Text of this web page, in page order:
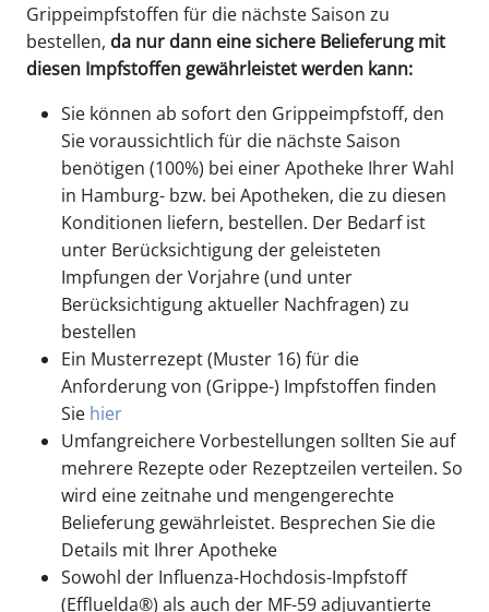
Grippeimpfstoffen für die nächste Saison zu
bestellen, da nur dann eine sichere Belieferung mit
diesen Impfstoffen gewährleistet werden kann:
Sie können ab sofort den Grippeimpfstoff, den
Sie voraussichtlich für die nächste Saison
benötigen (100%) bei einer Apotheke Ihrer Wahl
in Hamburg- bzw. bei Apotheken, die zu diesen
Konditionen liefern, bestellen. Der Bedarf ist
unter Berücksichtigung der geleisteten
Impfungen der Vorjahre (und unter
Berücksichtigung aktueller Nachfragen) zu
bestellen
Ein Musterrezept (Muster 16) für die
Anforderung von (Grippe-) Impfstoffen finden
Sie hier
Umfangreichere Vorbestellungen sollten Sie auf
mehrere Rezepte oder Rezeptzeilen verteilen. So
wird eine zeitnahe und mengengerechte
Belieferung gewährleistet. Besprechen Sie die
Details mit Ihrer Apotheke
Sowohl der Influenza-Hochdosis-Impfstoff
(Effluelda®) als auch der MF-59 adjuvantierte